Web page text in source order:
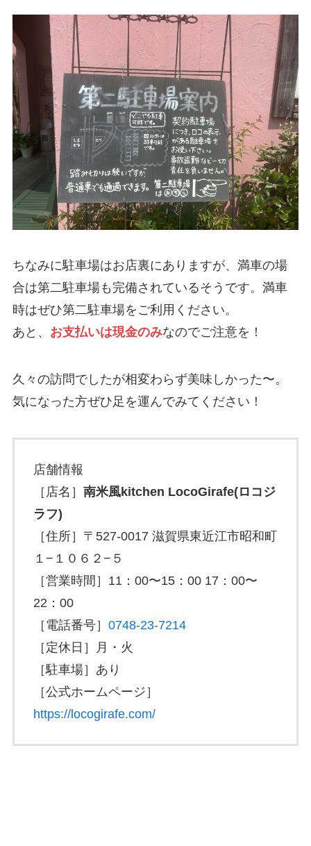
ちなみに駐車場はお店裏にありますが、満車の場
合は第二駐車場も完備されているそうです。満車
時はぜひ第二駐車場をご利用ください。
あと、 お支払いは現金のみなのでご注意を！
久々の訪問でしたが相変わらず美味しかった〜。
気になった方ぜひ足を運んでみてください！
店舗情報
［店名］ 南米風kitchen LocoGirafe(ロコジ
ラフ)
［住所］〒527-0017 滋賀県東近江市昭和町
１−１０６２−５
［営業時間］11：00〜15：00 17：00〜
22：00
［電話番号］ 0748-23-7214
［定休日］月・火
［駐車場］あり
［公式ホームページ］
https://locogirafe.com/